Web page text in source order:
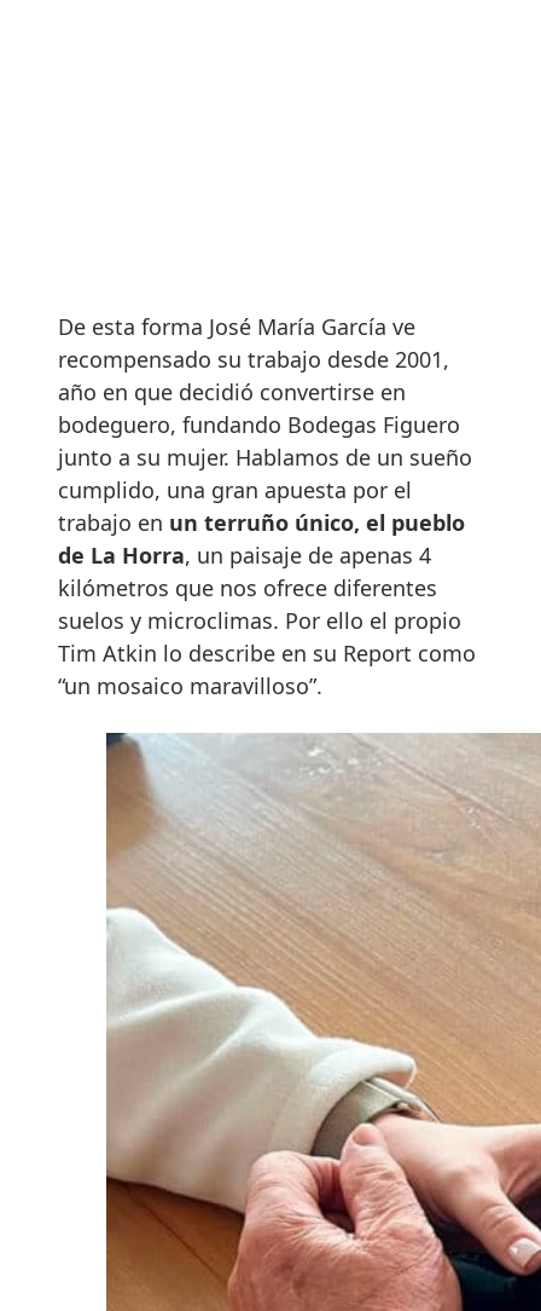
De esta forma José María García ve
recompensado su trabajo desde 2001,
año en que decidió convertirse en
bodeguero, fundando Bodegas Figuero
junto a su mujer. Hablamos de un sueño
cumplido, una gran apuesta por el
trabajo en un terruño único, el pueblo
de La Horra, un paisaje de apenas 4
kilómetros que nos ofrece diferentes
suelos y microclimas. Por ello el propio
Tim Atkin lo describe en su Report como
“un mosaico maravilloso”.